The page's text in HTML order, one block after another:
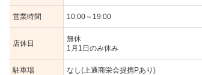
営業時間 10:00～19:00
店休日
無休
1月1日のみ休み
駐車場 なし(上通商栄会提携Pあり)